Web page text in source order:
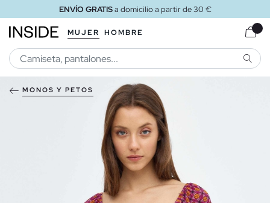
ENVÍO GRATISa domicilio a partir de 30 €
MUJER HOMBRE
MONOS Y PETOS